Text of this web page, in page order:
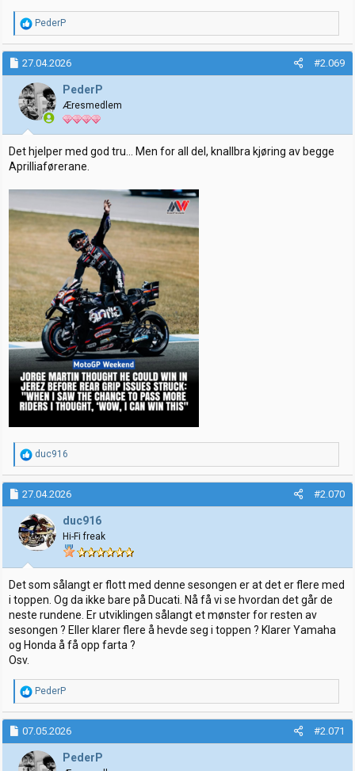
R
e
a
k
s
j
o
n
e
r
:
PederP
27.04.2026 #2.069
PederP
Æresmedlem
Det hjelper med god tru... Men for all del, knallbra kjøring av begge
Aprilliaførerane.
R
e
a
k
s
j
o
n
e
r
:
duc916
27.04.2026 #2.070
duc916
Hi-Fi freak
Det som sålangt er flott med denne sesongen er at det er flere med
i toppen. Og da ikke bare på Ducati. Nå få vi se hvordan det går de
neste rundene. Er utviklingen sålangt et mønster for resten av
sesongen ? Eller klarer flere å hevde seg i toppen ? Klarer Yamaha
og Honda å få opp farta ?
Osv.
R
e
a
k
s
j
o
PederP
07.05.2026 #2.071
PederP